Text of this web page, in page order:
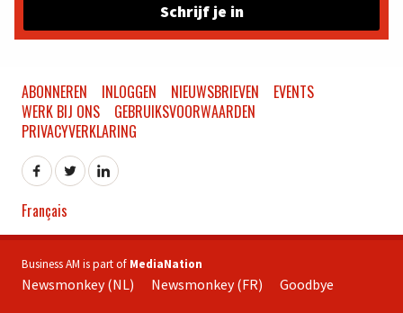
Schrijf je in
ABONNEREN INLOGGEN NIEUWSBRIEVEN
EVENTS
WERK BIJ ONS
GEBRUIKSVOORWAARDEN
PRIVACYVERKLARING
Français
Business AM is part of MediaNation
Newsmonkey (NL) Newsmonkey (FR) Goodbye